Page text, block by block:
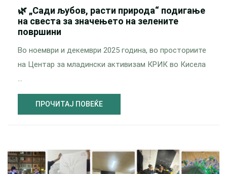
🌿 „Сади љубов, расти природа“ подигање
на свеста за значењето на зелените
површини
Во ноември и декември 2025 година, во просториите
на Центар за младински активизам КРИК во Кисела
…
ПРОЧИТАЈ ПОВЕЌЕ